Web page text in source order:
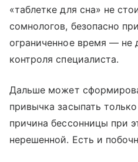
«таблетке для сна» не
сомнологов, безопасно
ограниченное время — не
контроля специалиста.
Дальше может
привычка засыпать
причина бессонницы при
нерешенной. Есть и